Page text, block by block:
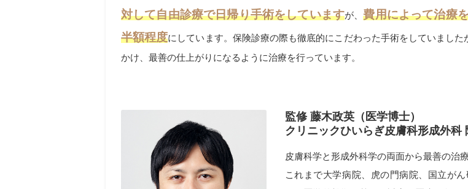
対して自由診療で日帰り手術をしていますが、費用によって治療
半額程度にしています。保険診療の際も徹底的にこだわった手術をしていまし
かけ、最善の仕上がりになるように治療を行っています。
監修 藤木政英（医学博士）
クリニックひいらぎ皮膚科形成外科
皮膚科学と形成外科学の両面から最善の治
これまで大学病院、虎の門病院、国立が